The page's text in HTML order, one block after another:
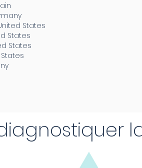
States
States
States